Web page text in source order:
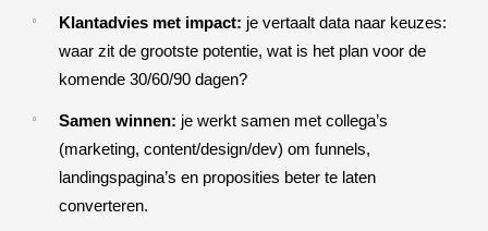
Klantadvies met impact: je vertaalt data naar keuzes:
waar zit de grootste potentie, wat is het plan voor de
komende 30/60/90 dagen?
Samen winnen: je werkt samen met collega’s
(marketing, content/design/dev) om funnels,
landingspagina’s en proposities beter te laten
converteren.